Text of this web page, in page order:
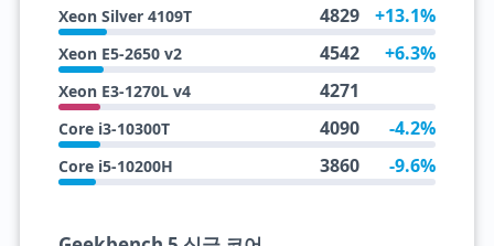
Xeon Silver 4109T 4829 +13.1%
Xeon E5-2650 v2 4542 +6.3%
Xeon E3-1270L v4 4271
Core i3-10300T 4090 -4.2%
Core i5-10200H 3860 -9.6%